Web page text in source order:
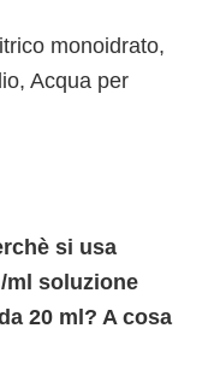
monoidrato,
Acqua per
si usa
ml soluzione
20 ml? A cosa